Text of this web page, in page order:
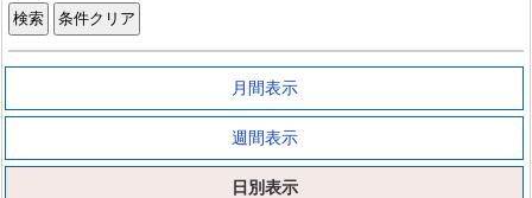
月間表示
週間表示
日別表示